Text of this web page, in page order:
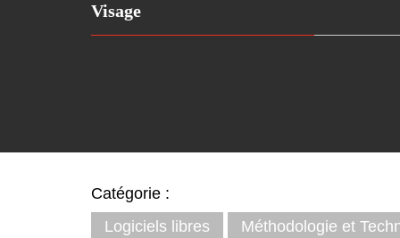
Visage
Catégorie :
Logiciels libres
Méthodologie et